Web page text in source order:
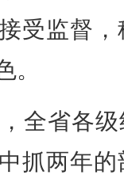
受监督
。
全省各
抓两年